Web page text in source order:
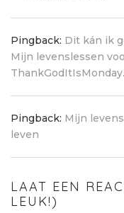
Pingback: Dit kán ik
Mijn levenslessen
Pingback: Mijn
leven
LAAT EEN
LEUK!)